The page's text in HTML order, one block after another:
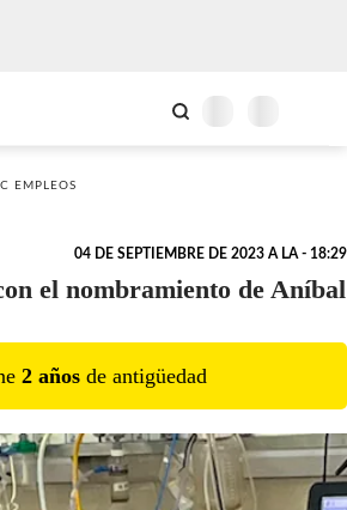
EMPLEOS
04 DE SEPTIEMBRE DE 2023 A LA - 18:29
el nombramiento de Aníbal
2 años de antigüedad